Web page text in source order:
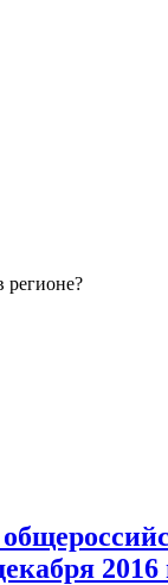
регионе?
2016